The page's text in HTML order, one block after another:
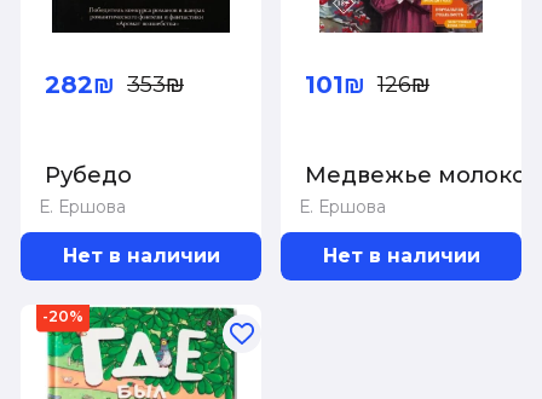
Е. Ершова
Рубедо
282₪ 353₪
Нет в наличии
Е. Ершова
Медвежье молоко
101₪ 126₪
Нет в наличии
-20%